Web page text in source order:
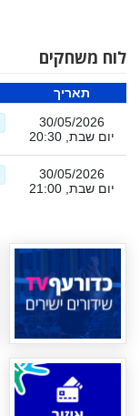
לוח משחקים
תאריך
30/05/2026
יום שבת, 20:30
30/05/2026
יום שבת, 21:00